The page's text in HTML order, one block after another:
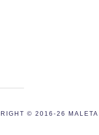
© 2016-26 MALETA